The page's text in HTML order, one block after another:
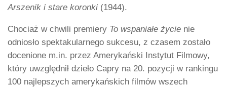
Arszenik i stare koronki (1944).
Chociaż w chwili premiery To wspaniałe życie nie
odniosło spektakularnego sukcesu, z czasem zostało
docenione m.in. przez Amerykański Instytut Filmowy,
który uwzględnił dzieło Capry na 20. pozycji w rankingu
100 najlepszych amerykańskich filmów wszech